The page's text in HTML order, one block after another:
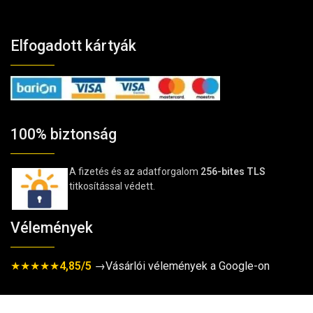
Elfogadott kártyák
100% biztonság
A fizetés és az adatforgalom 256-bites TLS
titkosítással védett.
Vélemények
★★★★★4,85/5 →Vásárlói vélemények a Google-on